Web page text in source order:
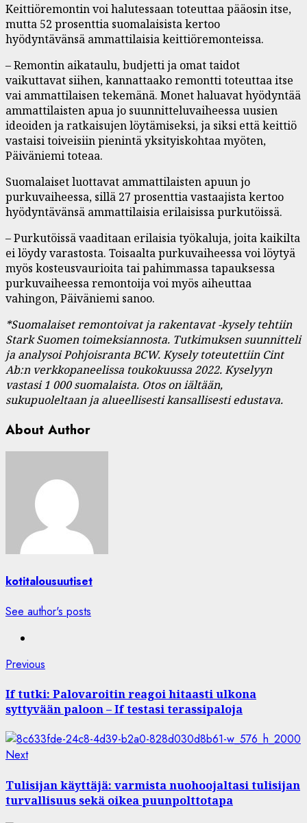
Keittiöremontin voi halutessaan toteuttaa pääosin itse,
mutta 52 prosenttia suomalaisista kertoo
hyödyntävänsä ammattilaisia keittiöremonteissa.
– Remontin aikataulu, budjetti ja omat taidot
vaikuttavat siihen, kannattaako remontti toteuttaa itse
vai ammattilaisen tekemänä. Monet haluavat hyödyntää
ammattilaisten apua jo suunnitteluvaiheessa uusien
ideoiden ja ratkaisujen löytämiseksi, ja siksi että keittiö
vastaisi toiveisiin pienintä yksityiskohtaa myöten,
Päiväniemi toteaa.
Suomalaiset luottavat ammattilaisten apuun jo
purkuvaiheessa, sillä 27 prosenttia vastaajista kertoo
hyödyntävänsä ammattilaisia erilaisissa purkutöissä.
– Purkutöissä vaaditaan erilaisia työkaluja, joita kaikilta
ei löydy varastosta. Toisaalta purkuvaiheessa voi löytyä
myös kosteusvaurioita tai pahimmassa tapauksessa
purkuvaiheessa remontoija voi myös aiheuttaa
vahingon, Päiväniemi sanoo.
*Suomalaiset remontoivat ja rakentavat -kysely tehtiin
Stark Suomen toimeksiannosta. Tutkimuksen suunnitteli
ja analysoi Pohjoisranta BCW. Kysely toteutettiin Cint
Ab:n verkkopaneelissa toukokuussa 2022. Kyselyyn
vastasi 1 000 suomalaista. Otos on iältään,
sukupuoleltaan ja alueellisesti kansallisesti edustava.
About Author
kotitalousuutiset
See author's posts
Post
navigation
Previous
If tutki: Palovaroitin reagoi hitaasti ulkona
syttyvään paloon – If testasi terassipaloja
NextNext
Tulisijan käyttäjä: varmista nuohoojaltasi tulisijan
turvallisuus sekä oikea puunpolttotapa